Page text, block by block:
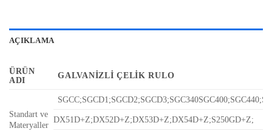
AÇIKLAMA
ÜRÜN
ADI
GALVANIZLI ÇELIK RULO
Standart ve
Materyaller
DX51D+Z;DX52D+Z;DX53D+Z;DX54D+Z;S250GD+Z;